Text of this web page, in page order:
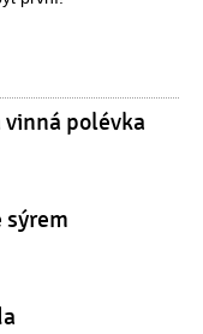
polévka
sýrem